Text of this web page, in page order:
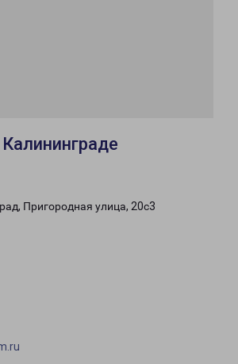
Пригородная улица, 20с3